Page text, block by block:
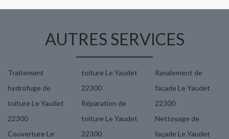
AUTRES SERVICES
Traitement
hydrofuge de
toiture Le Yaudet
22300
Couverture Le
toiture Le Yaudet
22300
Réparation de
toiture Le Yaudet
22300
Ravalement de
façade Le Yaudet
22300
Nettoyage de
façade Le Yaudet